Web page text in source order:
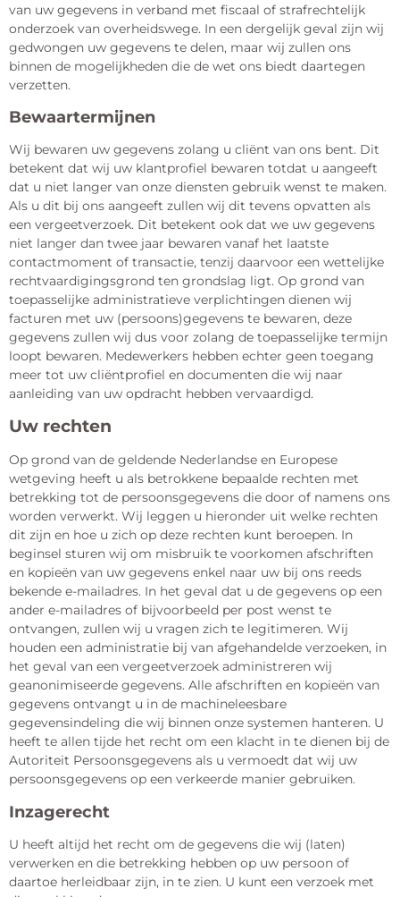
van uw gegevens in verband met fiscaal of strafrechtelijk
onderzoek van overheidswege. In een dergelijk geval zijn wij
gedwongen uw gegevens te delen, maar wij zullen ons
binnen de mogelijkheden die de wet ons biedt daartegen
verzetten.
Bewaartermijnen
Wij bewaren uw gegevens zolang u cliënt van ons bent. Dit
betekent dat wij uw klantprofiel bewaren totdat u aangeeft
dat u niet langer van onze diensten gebruik wenst te maken.
Als u dit bij ons aangeeft zullen wij dit tevens opvatten als
een vergeetverzoek. Dit betekent ook dat we uw gegevens
niet langer dan twee jaar bewaren vanaf het laatste
contactmoment of transactie, tenzij daarvoor een wettelijke
rechtvaardigingsgrond ten grondslag ligt. Op grond van
toepasselijke administratieve verplichtingen dienen wij
facturen met uw (persoons)gegevens te bewaren, deze
gegevens zullen wij dus voor zolang de toepasselijke termijn
loopt bewaren. Medewerkers hebben echter geen toegang
meer tot uw cliëntprofiel en documenten die wij naar
aanleiding van uw opdracht hebben vervaardigd.
Uw rechten
Op grond van de geldende Nederlandse en Europese
wetgeving heeft u als betrokkene bepaalde rechten met
betrekking tot de persoonsgegevens die door of namens ons
worden verwerkt. Wij leggen u hieronder uit welke rechten
dit zijn en hoe u zich op deze rechten kunt beroepen. In
beginsel sturen wij om misbruik te voorkomen afschriften
en kopieën van uw gegevens enkel naar uw bij ons reeds
bekende e-mailadres. In het geval dat u de gegevens op een
ander e-mailadres of bijvoorbeeld per post wenst te
ontvangen, zullen wij u vragen zich te legitimeren. Wij
houden een administratie bij van afgehandelde verzoeken, in
het geval van een vergeetverzoek administreren wij
geanonimiseerde gegevens. Alle afschriften en kopieën van
gegevens ontvangt u in de machineleesbare
gegevensindeling die wij binnen onze systemen hanteren. U
heeft te allen tijde het recht om een klacht in te dienen bij de
Autoriteit Persoonsgegevens als u vermoedt dat wij uw
persoonsgegevens op een verkeerde manier gebruiken.
Inzagerecht
U heeft altijd het recht om de gegevens die wij (laten)
verwerken en die betrekking hebben op uw persoon of
daartoe herleidbaar zijn, in te zien. U kunt een verzoek met